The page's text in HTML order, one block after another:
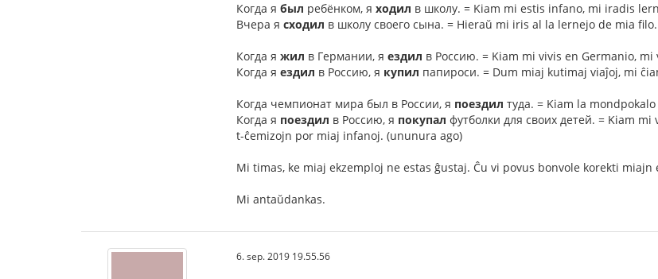
Когда я был ребёнком, я ходил в школу. = Kiam mi estis infano, mi iradis
Вчера я сходил в школу своего сына. = Hieraŭ mi iris al la lernejo de mia
Когда я жил в Германии, я ездил в Россию. = Kiam mi vivis en Germanio,
Когда я ездил в Россию, я купил папироси. = Dum miaj kutimaj viaĵoj, mi
Когда чемпионат мира был в России, я поездил туда. = Kiam la
Когда я поездил в Россию, я покупал футболки для своих детей. = Kiam
t-ĉemizojn por miaj infanoj. (ununura ago)
Mi timas, ke miaj ekzemploj ne estas ĝustaj. Ĉu vi povus bonvole korekti miajn
Mi antaŭdankas.
6. sep. 2019 19.55.56